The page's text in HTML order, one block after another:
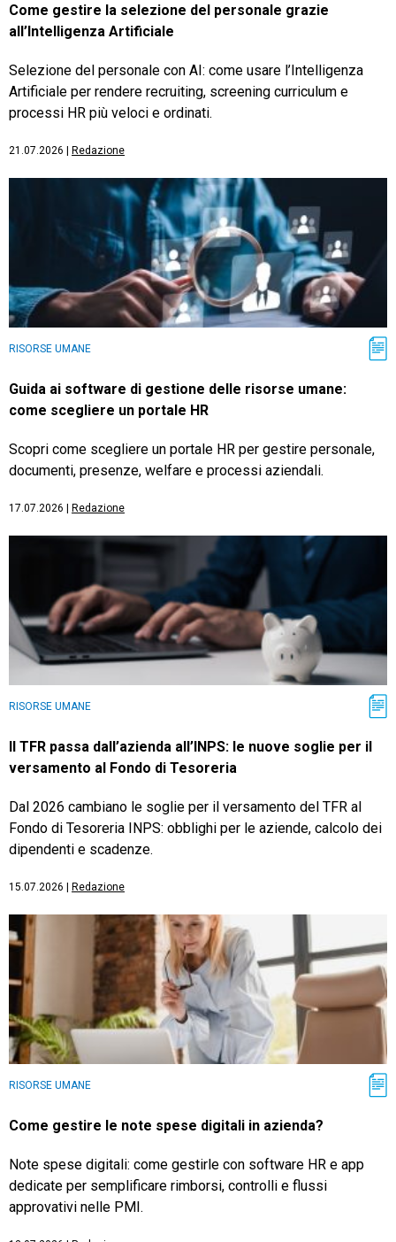
Come gestire la selezione del personale grazie
all’Intelligenza Artificiale
Selezione del personale con AI: come usare l’Intelligenza
Artificiale per rendere recruiting, screening curriculum e
processi HR più veloci e ordinati.
21.07.2026 Redazione
RISORSE UMANE
Guida ai software di gestione delle risorse umane:
come scegliere un portale HR
Scopri come scegliere un portale HR per gestire personale,
documenti, presenze, welfare e processi aziendali.
17.07.2026 Redazione
RISORSE UMANE
Il TFR passa dall’azienda all’INPS: le nuove soglie per il
versamento al Fondo di Tesoreria
Dal 2026 cambiano le soglie per il versamento del TFR al
Fondo di Tesoreria INPS: obblighi per le aziende, calcolo dei
dipendenti e scadenze.
15.07.2026 Redazione
RISORSE UMANE
Come gestire le note spese digitali in azienda?
Note spese digitali: come gestirle con software HR e app
dedicate per semplificare rimborsi, controlli e flussi
approvativi nelle PMI.